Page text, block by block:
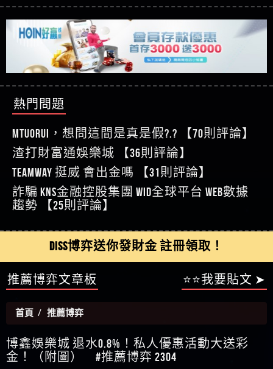
利回報被騙的家破人亡
這樣挑！RTP、波動率和平台安全的全攻略！
【推薦博弈】這款《ATG 武俠》老虎機真的猛！玩
過才知道什麼叫超過3萬種中獎方式！
【推薦博弈】BNG電子遊戲完整攻略！熱門老虎
機、集鴻運玩法、獨家試玩一次看！
【其他問題】【2025】ATG試玩必看！戰神賽特
51,000倍數玩法攻略，輕鬆稱霸老虎機！
【其他問題】「拆解力智投資詐騙套路緊急追討
賴zg369」力智投資是不是詐騙 力智投資是真的嗎
力智投資是詐騙嗎 南部老翁還在癡迷力智投資高
回報獲利 請不要在匯款
【其他問題】 【遇天盛商行詐騙追回資金賴
zg369】天盛商行詐騙 天盛商行是不是詐騙 天盛商
行是真的嗎 天盛商行是詐騙嗎 被天盛商行詐騙一
招教你拿回
【其他問題】 受害者援助賴【zg369】退休老翁被
大戶e點靈詐騙痛不欲生 大戶e點靈是真的嗎 大戶e
點靈是不是詐騙 大戶e點靈是詐騙嗎 大戶e點靈無
法出金 （大戶e點靈）教你如何規避詐騙陷阱
【其他問題】 弘記投資詐騙持續收割國人中【免
費討回資金賴zg369】弘記投資是詐騙嗎 弘記投資
是不是詐騙 弘記投資是真的嗎 被弘記投資詐騙的
錢怎麼辦 本文教你如何拿回被騙資金
【其他問題】 被騙追回賴【zg369】KnTop利用新型
詐騙手法欺詐群眾 KnTop是真的嗎 KnTop是不是詐騙
KnTop是詐騙嗎 【KnTop】KnTop無法出金 被KnTop詐騙
的錢一招拿回
【其他問題】機台運算專案詐騙持續收割國人中
【免費討回資金賴zg369】機台運算專案是詐騙嗎
機台運算專案是不是詐騙 機台運算專案是真的嗎
被機台運算專案詐騙的錢怎麼辦 本文教你如何拿
回被騙資金
【其他問題】 Hoyabit詐騙持續收割國人中【免費
討回資金賴zg369】Hoyabit是詐騙嗎 Hoyabit是不是詐
騙 Hoyabit是真的嗎 被HoyabitHoyabit詐騙的錢怎麼辦
本文教你如何拿回被騙資金
【其他問題】KS.M多元化行銷詐騙持續收割國人
中【免費討回資金賴zg369】KS.M多元化行銷是詐
騙嗎 KS.M多元化行銷是不是詐騙 KS.M多元化行銷是
真的嗎 被KS.M多元化行銷詐騙的錢怎麼辦 本文教
【其他問題】免費追回賴「zg369」深度解析野原
家 Family & Love如何詐騙 野原家 Family & Love是不是詐
騙 野原家 Family & Love是真的嗎 野原家 Family & Love是
【其他問題】元盈橋詐騙持續收割國人中【免費
討回資金賴zg369】元盈橋是詐騙嗎 元盈橋是不是
本文教你如何拿回被騙資金
【其他問題】被騙追回賴【zg369】M.L.Edge利用新
是詐騙 M.L.Edge是詐騙嗎 【M.L.Edge】M.L.Edge無法出
金 被M.L.Edge詐騙的錢一招拿回
費討回資金賴zg369】Robinhood是詐騙嗎 Robinhood是
不是詐騙 Robinhood是真的嗎 被Robinhood詐騙的錢怎
麼辦 本文教你如何拿回被騙資金
【其他問題】FLTO詐騙持續收割國人中【免費討回
資金賴zg369】FLTO是詐騙嗎 FLTO是不是詐騙 FLTO是
真的嗎 被FLTO詐騙的錢怎麼辦 本文教你如何拿回
被騙資金
【其他問題】 遇詐騙求救賴【zg369】八旬老翁被
ALYWS詐騙家破人亡 ALYWS是真的嗎 ALYWS是不是詐騙
ALYWS是詐騙嗎 （ALYWS）無法出金 請小心群組暗椿
【其他問題】 一招教你揭秘新型詐騙手法 （受害
者免費援助賴zg369）當當詐騙 當當是不是詐騙 當
利回報被騙的家破人亡
【玩運彩】
【asd】唬爛不出金黑網垃圾平台
【蘇俊曄】所以會出金嗎現在也是一樣的狀況
【侯依揚】廢物喔
【傑】推代理真的好相處
回答
【王亞廷】LINE:kK605638
【王亞廷】#免費手遊#錢龍皇ONLINE#http
【傑】真的
【蔡如軒】黑網一個呵呵
【Wei】讚
【沈樂慧】又是九州??爛死了黑網不要玩
【林伊依】爛死了拉贏錢直接鎖帳號可以去吃屎
【陳靜茹】推薦小畢，我也是小畢的會員～～
【AVA娛樂城】還會自己做假對話來毀謗欸哈哈哈
【陳順堪】黑網不出金
【黃伊珊】不推薦爛公司
【陳順堪】星匯娛樂城出金幾次後贏錢就不給出
金
【陳順堪】黑網出金幾次後贏了就不出金出
【玩運彩】
【蘇俊曄】所以會出金嗎現在也是一樣的狀況
【侯依揚】廢物喔
熱門問題
MTUORUi，想問這間是真是假?.? 【70則評論】
渣打財富通娛樂城 【36則評論】
TEAMWAY 挺威 會出金嗎 【31則評論】
詐騙 kns金融控股集團 WID全球平台 WEB數據
趨勢 【25則評論】
DISS博弈送你發財金 註冊領取！
推薦博弈文章板 ⭐⭐我要貼文 ➤
首頁 推薦博弈
博鑫娛樂城 退水0.8%！私人優惠活動大送彩
金！（附圖） #推薦博弈 2304